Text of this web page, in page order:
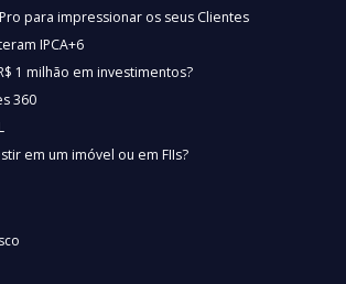
para impressionar os seus Clientes
IPCA+6
1 milhão em investimentos?
360
em um imóvel ou em FIIs?